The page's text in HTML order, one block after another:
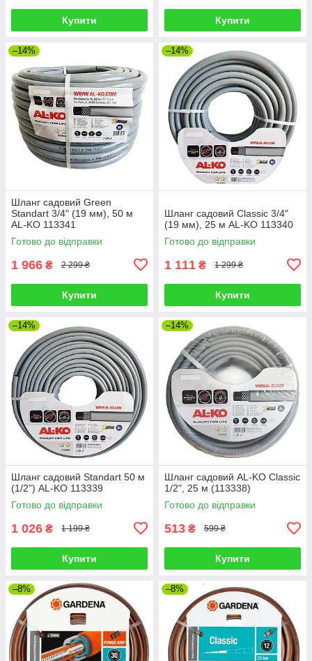
Купити Купити
–14%
Шланг садовий Green
Standart 3/4" (19 мм), 50 м
AL-KO 113341
Готово до відправки
1 966 ₴ 2 299 ₴
Купити
–14%
Шланг садовий Classic 3/4"
(19 мм), 25 м AL-KO 113340
Готово до відправки
1 111 ₴ 1 299 ₴
Купити
–14%
Шланг садовий Standart 50 м
(1/2") AL-KO 113339
Готово до відправки
1 026 ₴ 1 199 ₴
Купити
–14%
Шланг садовий AL-KO Classic
1/2", 25 м (113338)
Готово до відправки
513 ₴ 599 ₴
Купити
–8% –8%